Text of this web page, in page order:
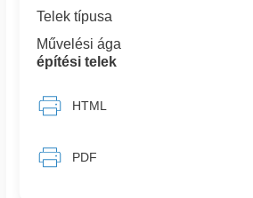
Telek típusa
Művelési ága
építési telek
HTML
PDF